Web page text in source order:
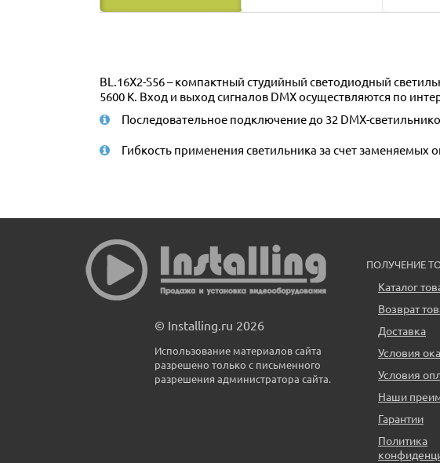
BL.16X2-S56 – компактный студийный светодиодный
5600 К. Вход и выход сигналов DMX осуществляются по
Последовательное подключение до 32 DMX-
Гибкость применения светильника за счет заменяемых
© Installing.ru 2026
Использование материалов сайта
разрешено только с письменного
разрешения администратора сайта.
ПОЛУЧЕНИЕ
Каталог
Возврат
Доставка
Условия
Условия
Наши
Гарантии
Политика